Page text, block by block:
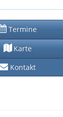
Termine
Karte
Kontakt